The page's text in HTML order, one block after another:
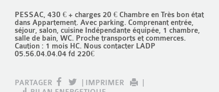
PESSAC, 430 € + charges 20 € Chambre en Très bon état
dans Appartement. Avec parking. Comprenant entrée,
séjour, salon, cuisine Indépendante équipée, 1 chambre,
salle de bain, WC. Proche transports et commerces.
Caution : 1 mois HC. Nous contacter LADP
05.56.04.04.04 fd 220€
PARTAGER IMPRIMER